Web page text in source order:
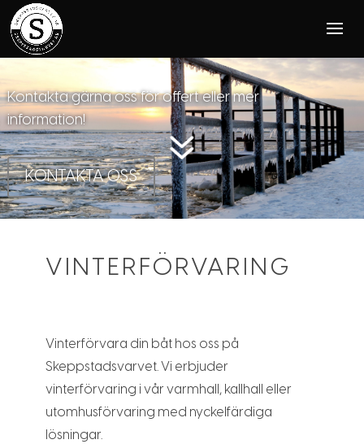
7
VINTERFÖRVARING
SKEPPSTADSVARVET AB
Kontakta gärna oss för offert eller mer
information!
KONTAKTA OSS
VINTERFÖRVARING
Vinterförvara din båt hos oss på
Skeppstadsvarvet. Vi erbjuder
vinterförvaring i vår varmhall, kallhall eller
utomhusförvaring med nyckelfärdiga
lösningar.